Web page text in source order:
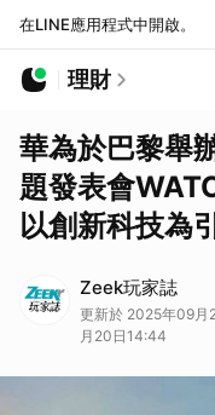
在LINE應用程式中開啟。
理財
華為於巴黎舉
題發表會
以創新科技為
Zeek玩家誌
更新於 2025年09
月20日14:44